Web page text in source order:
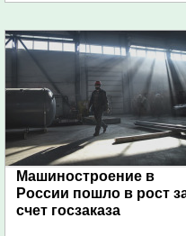
Машиностроение в
России пошло в рост
счет госзаказа